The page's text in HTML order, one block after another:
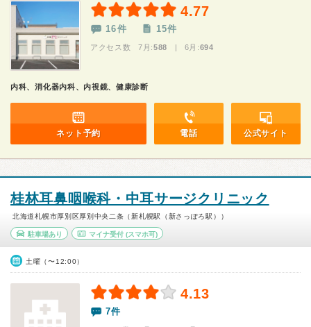
4.77
16件 15件
アクセス数 7月:588 | 6月:694
内科、消化器内科、内視鏡、健康診断
ネット予約 電話 公式サイト
桂林耳鼻咽喉科・中耳サージクリニック
北海道札幌市厚別区厚別中央二条（新札幌駅（新さっぽろ駅））
駐車場あり マイナ受付(スマホ可)
土曜（〜12:00）
4.13
7件